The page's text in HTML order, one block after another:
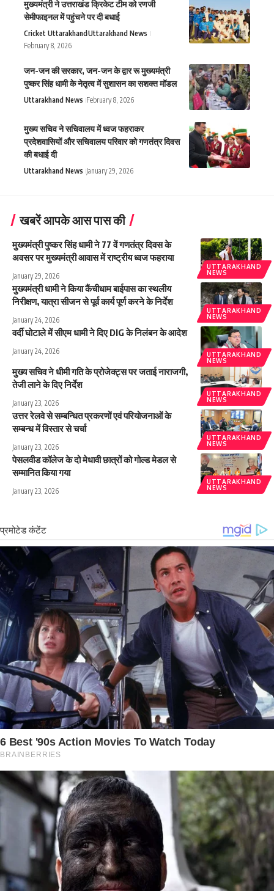
मुख्यमंत्री ने उत्तराखंड क्रिकेट टीम को रणजी
सेमीफाइनल में पहुंचने पर दी बधाई
Cricket UttarakhandUttarakhand News
February 8, 2026
जन-जन की सरकार, जन-जन के द्वार रू मुख्यमंत्री
पुष्कर सिंह धामी के नेतृत्व में सुशासन का सशक्त मॉडल
Uttarakhand News February 8, 2026
मुख्य सचिव ने सचिवालय में ध्वज फहराकर
प्रदेशवासियों और सचिवालय परिवार को गणतंत्र दिवस
की बधाई दी
Uttarakhand News January 29, 2026
खबरें आपके आस पास की
UTTARAKHAND
NEWS
मुख्यमंत्री पुष्कर सिंह धामी ने 77 वें गणतंत्र दिवस के
अवसर पर मुख्यमंत्री आवास में राष्ट्रीय ध्वज फहराया
January 29, 2026
UTTARAKHAND
NEWS
मुख्यमंत्री धामी ने किया कैंचीधाम बाईपास का स्थलीय
निरीक्षण, यात्रा सीजन से पूर्व कार्य पूर्ण करने के निर्देश
January 24, 2026
UTTARAKHAND
NEWS
वर्दी घोटाले में सीएम धामी ने दिए DIG के निलंबन के आदेश
January 24, 2026
UTTARAKHAND
NEWS
मुख्य सचिव ने धीमी गति के प्रोजेक्ट्स पर जताई नाराजगी,
तेजी लाने के दिए निर्देश
January 23, 2026
UTTARAKHAND
NEWS
उत्तर रेलवे से सम्बन्धित प्रकरणों एवं परियोजनाओं के
सम्बन्ध में विस्तार से चर्चा
January 23, 2026
UTTARAKHAND
NEWS
पेसलवीड कॉलेज के दो मेधावी छात्रों को गोल्ड मेडल से
सम्मानित किया गया
January 23, 2026